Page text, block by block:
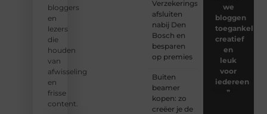
bloggers
en
lezers
die
houden
van
afwisseling
en
frisse
content.
Verzekeringspakket
afsluiten
nabij Den
Bosch en
besparen
op premies
Buiten
beamer
kopen: zo
creëer je de
we
bloggen
toegankelijk,
creatief
en
leuk
voor
iedereen
❞